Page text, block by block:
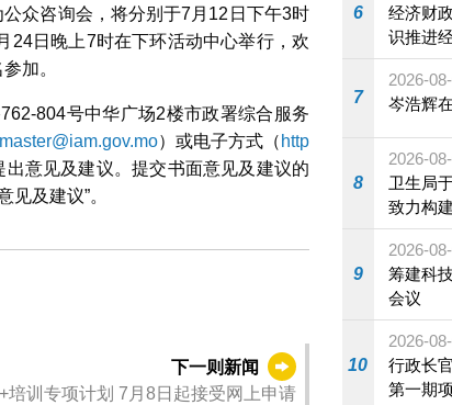
众咨询会，将分别于7月12日下午3时
24日晚上7时在下环活动中心举行，欢
加。
804号中华广场2楼市政署综合服务
）或电子方式（ http
出意见及建议。提交书面意见及建议的
及建议”。
下一则新闻
劳工局和新濠博亚合作推出就业+培训专项计划 7月8日起接受网上申请
6
经济财
识推进
7
2026-
岑浩辉
8
2026-
卫生局
致力构
9
2026-
筹建科
会议
10
2026-
行政长
第一期